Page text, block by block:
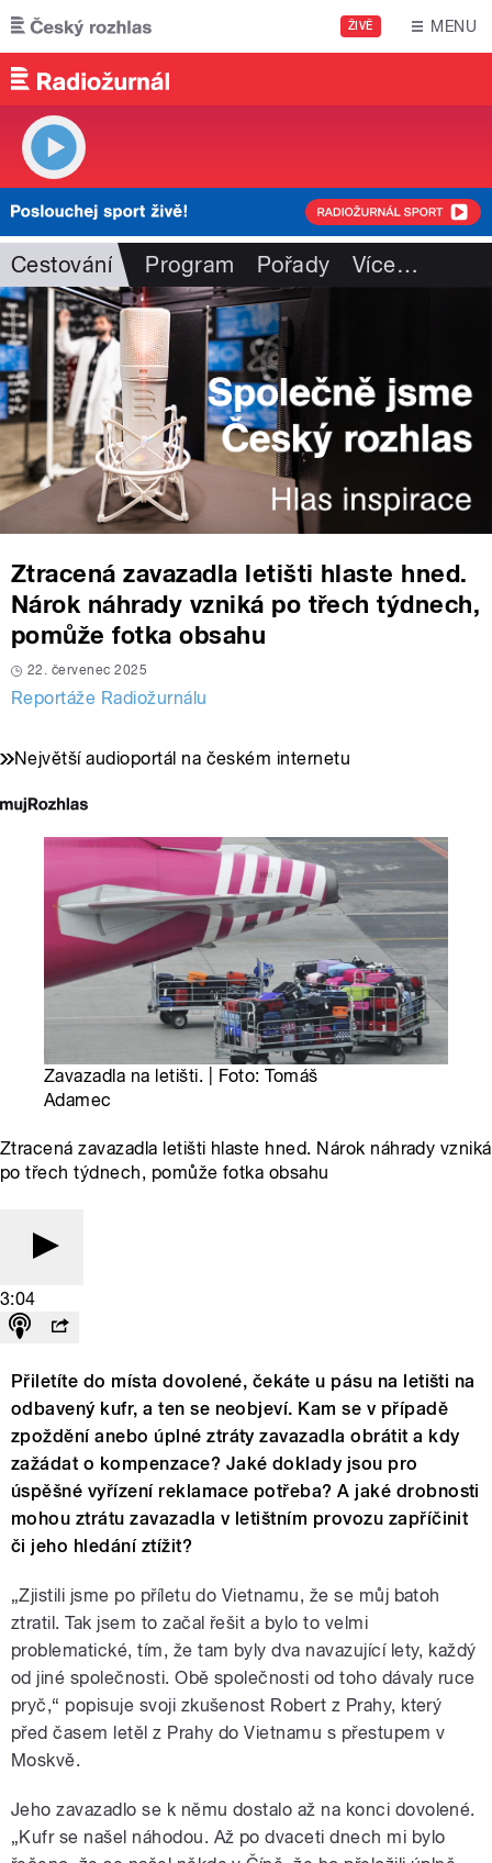
Přejít k hlavnímu obsahu
ŽIVĚ MENU
Cestování Program Pořady Více…
Ztracená zavazadla letišti hlaste hned.
Nárok náhrady vzniká po třech týdnech,
pomůže fotka obsahu
22. červenec 2025
Reportáže Radiožurnálu
Největší audioportál na českém internetu
Zavazadla na letišti. | Foto: Tomáš
Adamec
Ztracená zavazadla letišti hlaste hned. Nárok náhrady vzniká
po třech týdnech, pomůže fotka obsahu
3:04
Přiletíte do místa dovolené, čekáte u pásu na letišti na
odbavený kufr, a ten se neobjeví. Kam se v případě
zpoždění anebo úplné ztráty zavazadla obrátit a kdy
zažádat o kompenzace? Jaké doklady jsou pro
úspěšné vyřízení reklamace potřeba? A jaké drobnosti
mohou ztrátu zavazadla v letištním provozu zapříčinit
či jeho hledání ztížit?
„Zjistili jsme po příletu do Vietnamu, že se můj batoh
ztratil. Tak jsem to začal řešit a bylo to velmi
problematické, tím, že tam byly dva navazující lety, každý
od jiné společnosti. Obě společnosti od toho dávaly ruce
pryč,“ popisuje svoji zkušenost Robert z Prahy, který
před časem letěl z Prahy do Vietnamu s přestupem v
Moskvě.
Jeho zavazadlo se k němu dostalo až na konci dovolené.
„Kufr se našel náhodou. Až po dvaceti dnech mi bylo